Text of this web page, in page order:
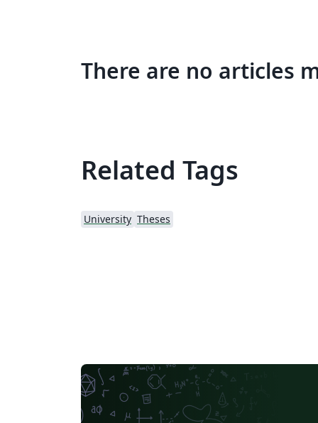
There are no articles
Related Tags
University Theses